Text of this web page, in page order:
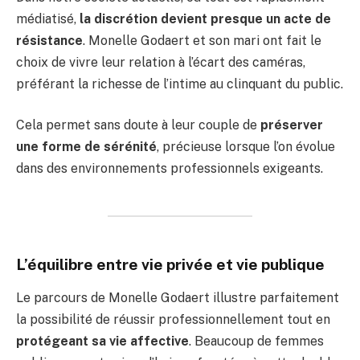
médiatisé, la discrétion devient presque un acte de
résistance. Monelle Godaert et son mari ont fait le
choix de vivre leur relation à l’écart des caméras,
préférant la richesse de l’intime au clinquant du public.
Cela permet sans doute à leur couple de préserver
une forme de sérénité, précieuse lorsque l’on évolue
dans des environnements professionnels exigeants.
L’équilibre entre vie privée et vie publique
Le parcours de Monelle Godaert illustre parfaitement
la possibilité de réussir professionnellement tout en
protégeant sa vie affective. Beaucoup de femmes